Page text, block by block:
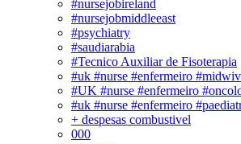
#nursejobireland
#nursejobmiddleeast
#psychiatry
#saudiarabia
#Tecnico Auxiliar de Fisoterapia
#uk #nurse #enfermeiro
#UK #nurse #enfermeiro
#uk #nurse #enfermeiro
+ despesas combustivel
000